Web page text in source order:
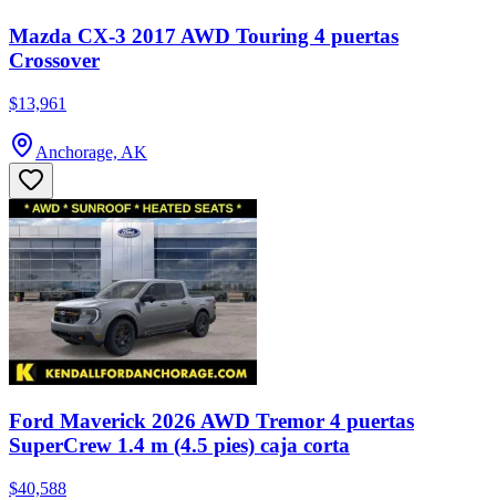
Mazda CX-3 2017 AWD Touring 4 puertas
Crossover
$13,961
Anchorage, AK
Ford Maverick 2026 AWD Tremor 4 puertas
SuperCrew 1.4 m (4.5 pies) caja corta
$40,588